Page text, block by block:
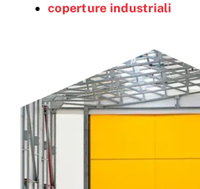
coperture industriali